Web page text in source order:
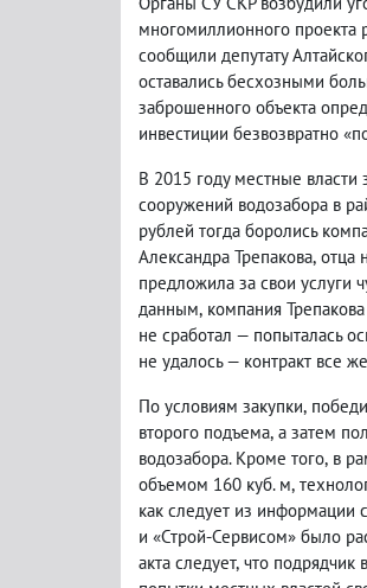
многомиллионного проекта
сообщили депутату
оставались бесхозными
заброшенного объекта
инвестиции безвозвратно
В 2015 году местные
сооружений водозабора в
рублей тогда боролись
Александра Трепакова, отца
предложила за свои услуги
данным, компания
не сработал — попыталась
не удалось — контракт все
По условиям закупки,
второго подъема, а затем
водозабора. Кроме того, в
объемом 160 куб. м,
как следует из информации
и «Строй-Сервисом» было
акта следует, что подрядчик